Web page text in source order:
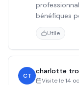
bénéfiques
Utile
CT
charlotte
Visite le14